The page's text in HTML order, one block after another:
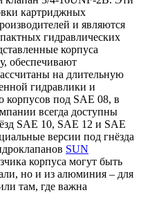
картриджных
и являются
гидравлических
корпуса
обеспечивают
на длительную
гидравлики и
под SAE 08, в
всегда доступны
SAE 10, SAE 12 и SAE
версии под гнёзда
SUN
корпуса могут быть
но и из алюминия – для
там, где важна